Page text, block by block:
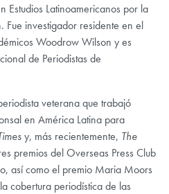
Estudios Latinoamericanos por la
Fue investigador residente en el
Woodrow Wilson y es
de Periodistas de
veterana que trabajó
en América Latina para
y, más recientemente, The
premios del Overseas Press Club
así como el premio Maria Moors
cobertura periodística de las